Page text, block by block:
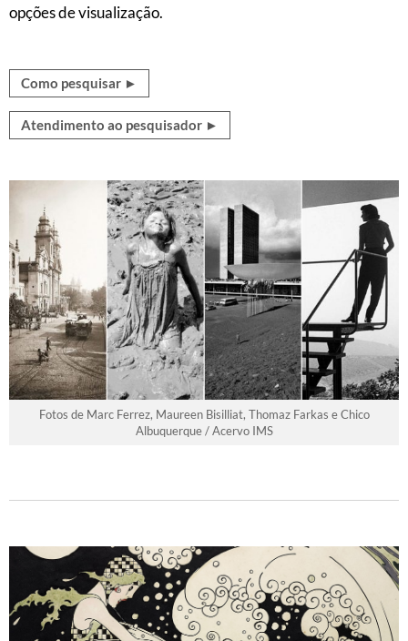
opções de visualização.
Como pesquisar ►
Atendimento ao pesquisador ►
Fotos de Marc Ferrez, Maureen Bisilliat, Thomaz Farkas e Chico
Albuquerque / Acervo IMS